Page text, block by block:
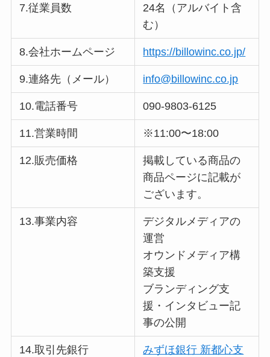
7.従業員数
24名（アルバイト含
む）
8.会社ホームページ https://billowinc.co.jp/
9.連絡先（メール） info@billowinc.co.jp
10.電話番号 090-9803-6125
11.営業時間 ※11:00〜18:00
12.販売価格
掲載している商品の
商品ページに記載が
ございます。
13.事業内容
デジタルメディアの
運営
オウンドメディア構
築支援
ブランディング支
援・インタビュー記
事の公開
14.取引先銀行
みずほ銀行 新都心支